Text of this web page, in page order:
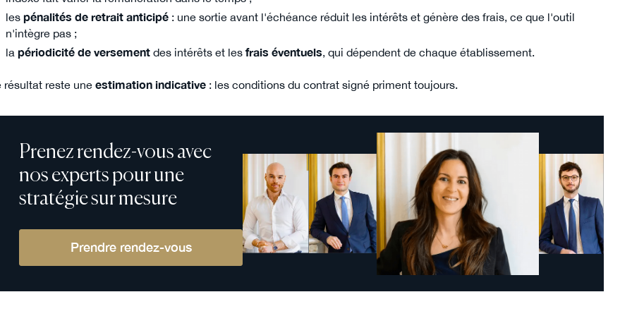
les pénalités de retrait anticipé: une sortie avant l'échéance réduit les intérêts et génère des frais, ce que l'outil
n'intègre pas ;
la périodicité de versementdes intérêts et les frais éventuels , qui dépendent de chaque établissement.
résultat reste une estimation indicative : les conditions du contrat signé priment toujours.
Prenez rendez-vous avec
nos experts pour une
stratégie sur mesure
Prendre rendez-vous